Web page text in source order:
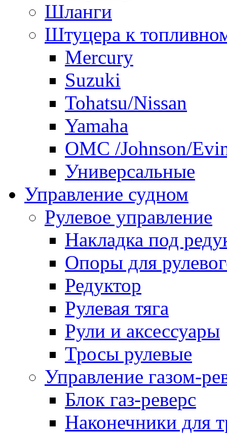
Шланги
Штуцера к
Mercury
Suzuki
Tohatsu/Nissan
Yamaha
ОМС /Johnson/
Универсальные
Управление судном
Рулевое управление
Накладка под
Опоры для
Редуктор
Рулевая тяга
Рули и аксессуары
Тросы рулевые
Управление газом-
Блок газ-реверс
Наконечники для